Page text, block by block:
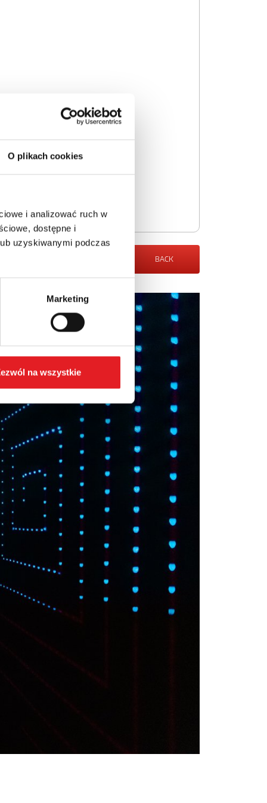
O plikach cookies
i analizować ruch w
dostępne i
uzyskiwanymi podczas
Marketing
na wszystkie
BACK